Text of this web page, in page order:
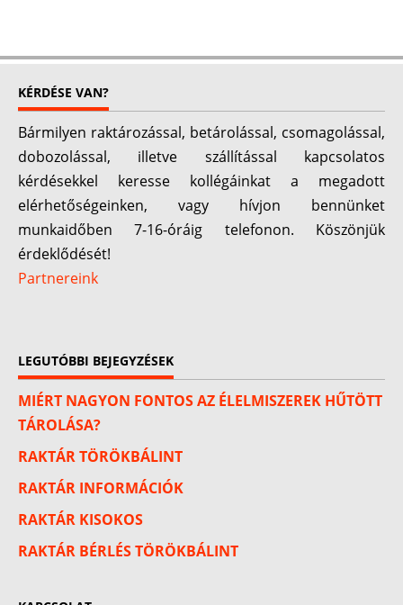
KÉRDÉSE VAN?
Bármilyen raktározással, betárolással, csomagolással,
dobozolással, illetve szállítással kapcsolatos
kérdésekkel keresse kollégáinkat a megadott
elérhetőségeinken, vagy hívjon bennünket
munkaidőben 7-16-óráig telefonon. Köszönjük
érdeklődését!
Partnereink
LEGUTÓBBI BEJEGYZÉSEK
MIÉRT NAGYON FONTOS AZ ÉLELMISZEREK HŰTÖTT
TÁROLÁSA?
RAKTÁR TÖRÖKBÁLINT
RAKTÁR INFORMÁCIÓK
RAKTÁR KISOKOS
RAKTÁR BÉRLÉS TÖRÖKBÁLINT